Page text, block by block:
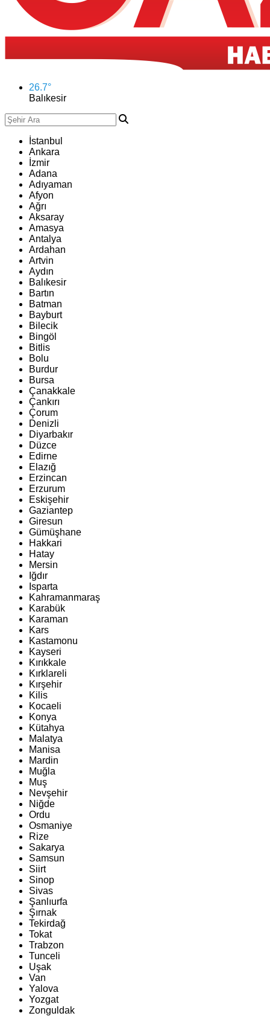
26.7°
Balıkesir
İstanbul
Ankara
İzmir
Adana
Adıyaman
Afyon
Ağrı
Aksaray
Amasya
Antalya
Ardahan
Artvin
Aydın
Balıkesir
Bartın
Batman
Bayburt
Bilecik
Bingöl
Bitlis
Bolu
Burdur
Bursa
Çanakkale
Çankırı
Çorum
Denizli
Diyarbakır
Düzce
Edirne
Elazığ
Erzincan
Erzurum
Eskişehir
Gaziantep
Giresun
Gümüşhane
Hakkari
Hatay
Mersin
Iğdır
Isparta
Kahramanmaraş
Karabük
Karaman
Kars
Kastamonu
Kayseri
Kırıkkale
Kırklareli
Kırşehir
Kilis
Kocaeli
Konya
Kütahya
Malatya
Manisa
Mardin
Muğla
Muş
Nevşehir
Niğde
Ordu
Osmaniye
Rize
Sakarya
Samsun
Siirt
Sinop
Sivas
Şanlıurfa
Şırnak
Tekirdağ
Tokat
Trabzon
Tunceli
Uşak
Van
Yalova
Yozgat
Zonguldak